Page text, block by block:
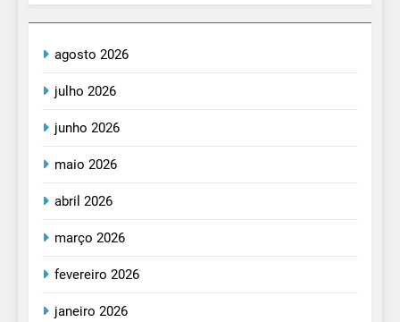
agosto 2026
julho 2026
junho 2026
maio 2026
abril 2026
março 2026
fevereiro 2026
janeiro 2026